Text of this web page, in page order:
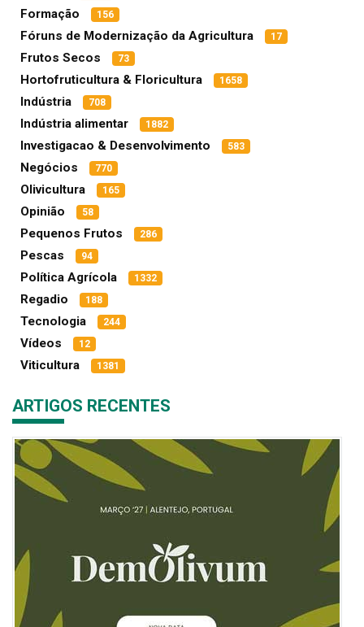
Formação 156
Fóruns de Modernização da Agricultura 17
Frutos Secos 73
Hortofruticultura & Floricultura 1658
Indústria 708
Indústria alimentar 1882
Investigacao & Desenvolvimento 583
Negócios 770
Olivicultura 165
Opinião 58
Pequenos Frutos 286
Pescas 94
Política Agrícola 1332
Regadio 188
Tecnologia 244
Vídeos 12
Viticultura 1381
ARTIGOS RECENTES